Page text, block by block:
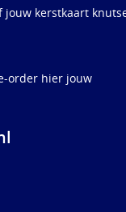
jouw kerstkaart
order hier jouw